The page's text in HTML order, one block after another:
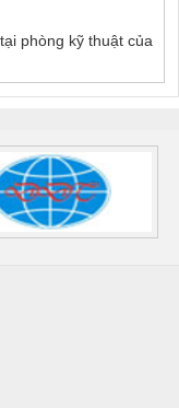
phòng kỹ thuật của